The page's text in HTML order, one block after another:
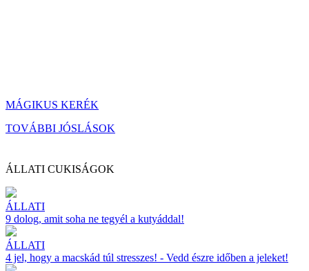
MÁGIKUS KERÉK
TOVÁBBI JÓSLÁSOK
ÁLLATI CUKISÁGOK
ÁLLATI
9 dolog, amit soha ne tegyél a kutyáddal!
ÁLLATI
4 jel, hogy a macskád túl stresszes! - Vedd észre időben a jeleket!